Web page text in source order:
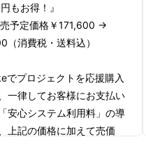
ト」機能を搭載。
もお得！』
予定価格￥171,600 →
（消費税・送料込）
でプロジェクトを応援購入
一律してお客様にお支払い
安心システム利用料」の導
上記の価格に加えて売価